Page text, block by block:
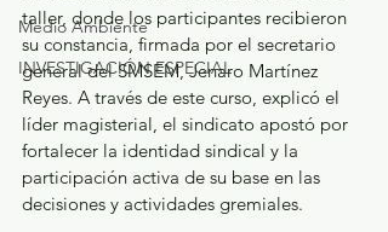
Medio Ambiente
INVESTIGACIÓN ESPECIAL
taller, donde los participantes recibieron
su constancia, firmada por el secretario
general del SMSEM, Jenaro Martínez
Reyes. A través de este curso, explicó el
líder magisterial, el sindicato apostó por
fortalecer la identidad sindical y la
participación activa de su base en las
decisiones y actividades gremiales.